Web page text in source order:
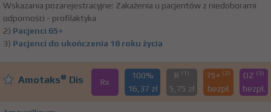
Wskazania pozarejestracyjne: Zakażenia u pacjentów z niedoborami
odporności - profilaktyka
2) Pacjenci 65+
3) Pacjenci do ukończenia 18 roku życia
Amotaks® Dis Rx
100%
16,37 zł
R (1)
5,75 zł
75+ (2)
bezpł.
DZ (3)
bezpł.